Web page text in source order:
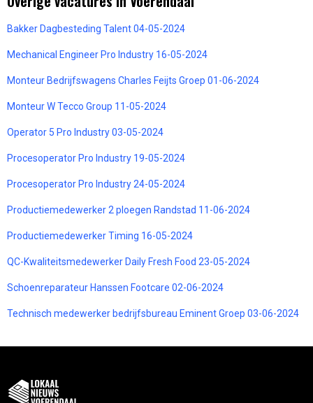
Bakker Dagbesteding Talent 04-05-2024
Mechanical Engineer Pro Industry 16-05-2024
Monteur Bedrijfswagens Charles Feijts Groep 01-06-2024
Monteur W Tecco Group 11-05-2024
Operator 5 Pro Industry 03-05-2024
Procesoperator Pro Industry 19-05-2024
Procesoperator Pro Industry 24-05-2024
Productiemedewerker 2 ploegen Randstad 11-06-2024
Productiemedewerker Timing 16-05-2024
QC-Kwaliteitsmedewerker Daily Fresh Food 23-05-2024
Schoenreparateur Hanssen Footcare 02-06-2024
Technisch medewerker bedrijfsbureau Eminent Groep 03-06-2024